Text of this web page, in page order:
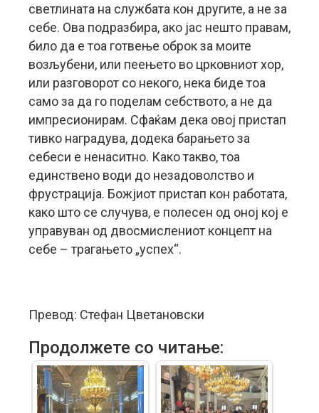
светлината на службата кон другите, а не за
себе. Ова подразбира, ако јас нешто правам,
било да е тоа готвење оброк за моите
возљубени, или пеењето во црковниот хор,
или разговорот со некого, нека биде тоа
само за да го поделам себството, а не да
импресионирам. Сфаќам дека овој пристап
тивко наградува, додека барањето за
себеси е ненаситно. Како такво, тоа
единствено води до незадоволство и
фрустрација. Божјиот пристап кон работата,
како што се случува, е полесен од оној кој е
управуван од двосмислениот концепт на
себе – трагањето „успех“.
Превод: Стефан Цветановски
Продолжете со читање: